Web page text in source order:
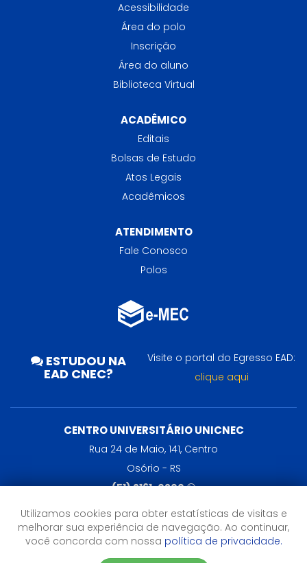
Acessibilidade
Área do polo
Inscrição
Área do aluno
Biblioteca Virtual
ACADÊMICO
Editais
Bolsas de Estudo
Atos Legais
Acadêmicos
ATENDIMENTO
Fale Conosco
Polos
ESTUDOU NA
EAD CNEC?
Visite o portal do Egresso EAD:
clique aqui
CENTRO UNIVERSITÁRIO UNICNEC
Rua 24 de Maio, 141, Centro
Osório - RS
(51) 2161-0200
HORÁRIO DE ATENDIMENTO
De segunda a sexta-feira das 9h às 20h
Utilizamos cookies para obter estatísticas de visitas e
melhorar sua experiência de navegação. Ao continuar,
você concorda com nossa política de privacidade.